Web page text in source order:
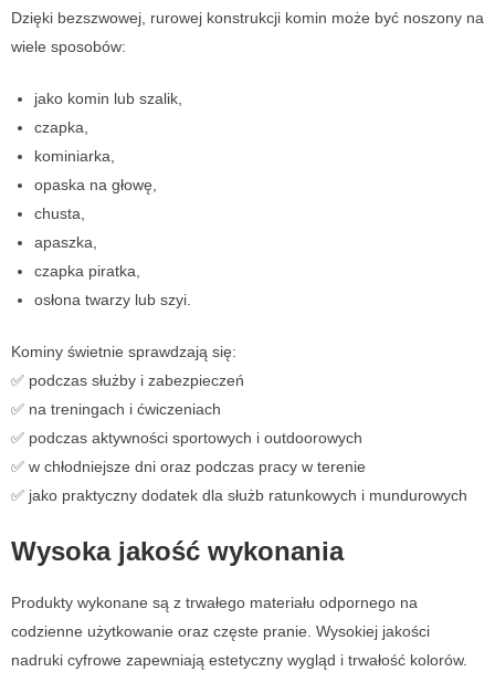
Dzięki bezszwowej, rurowej konstrukcji komin może być noszony na
wiele sposobów:
jako komin lub szalik,
czapka,
kominiarka,
opaska na głowę,
chusta,
apaszka,
czapka piratka,
osłona twarzy lub szyi.
Kominy świetnie sprawdzają się:
✅ podczas służby i zabezpieczeń
✅ na treningach i ćwiczeniach
✅ podczas aktywności sportowych i outdoorowych
✅ w chłodniejsze dni oraz podczas pracy w terenie
✅ jako praktyczny dodatek dla służb ratunkowych i mundurowych
Wysoka jakość wykonania
Produkty wykonane są z trwałego materiału odpornego na
codzienne użytkowanie oraz częste pranie. Wysokiej jakości
nadruki cyfrowe zapewniają estetyczny wygląd i trwałość kolorów.